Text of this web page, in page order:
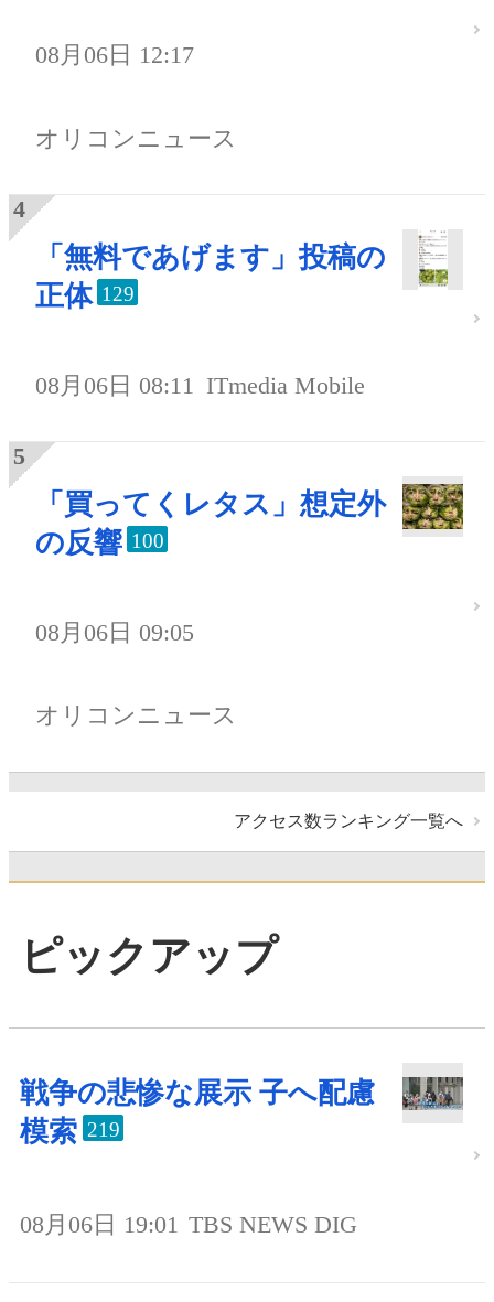
08月06日 12:17
オリコンニュース
「無料であげます」投稿の
正体 129
08月06日 08:11 ITmedia Mobile
「買ってくレタス」想定外
の反響 100
08月06日 09:05
オリコンニュース
アクセス数ランキング一覧へ
ピックアップ
戦争の悲惨な展示 子へ配慮
模索 219
08月06日 19:01 TBS NEWS DIG